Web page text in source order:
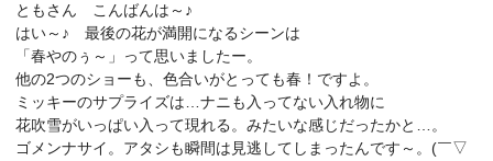
ともさん こんばんは～♪
はい～♪ 最後の花が満開になるシーンは
「春やのぅ～」って思いましたー。
他の2つのショーも、色合いがとっても春！ですよ。
ミッキーのサプライズは…ナニも入ってない入れ物に
花吹雪がいっぱい入って現れる。みたいな感じだったかと…。
ゴメンナサイ。アタシも瞬間は見逃してしまったんです～。(￣▽